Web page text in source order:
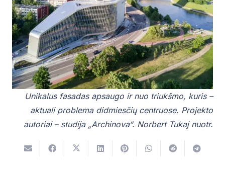
Unikalus fasadas apsaugo ir nuo triukšmo, kuris –
aktuali problema didmiesčių centruose. Projekto
autoriai – studija „Archinova“. Norbert Tukaj nuotr.